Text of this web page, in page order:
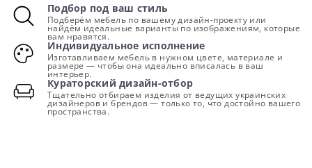
Подбор под ваш стиль
Подберём мебель по вашему дизайн-проекту или
найдём идеальные варианты по изображениям, которые
вам нравятся.
Индивидуальное исполнение
Изготавливаем мебель в нужном цвете, материале и
размере — чтобы она идеально вписалась в ваш
интерьер.
Кураторский дизайн-отбор
Тщательно отбираем изделия от ведущих украинских
дизайнеров и брендов — только то, что достойно вашего
пространства.